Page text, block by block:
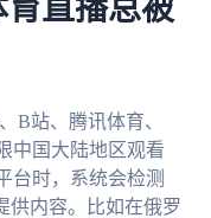
直播总被
B站、腾讯体育、
中国大陆地区观看
台时，系统会检测
供内容。比如在俄罗